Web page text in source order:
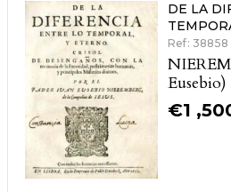
DE LA
Ref: 38858
€1